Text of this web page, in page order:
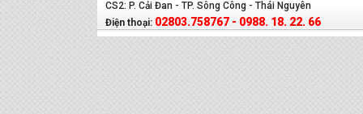
CS2: P. Cải Đan - TP. Sông Công - Thái Nguyên
Điện thoại: 02803.758767 - 0988. 18. 22. 66